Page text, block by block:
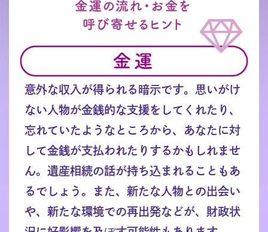
意外な収入が得られる暗示です。思いがけ
ない人物が金銭的な支援をしてくれたり、
忘れていたようなところから、あなたに対
して金銭が支払われたりするかもしれませ
ん。遺産相続の話が持ち込まれることもあ
るでしょう。また、新たな人物との出会い
や、新たな環境での再出発などが、財政状